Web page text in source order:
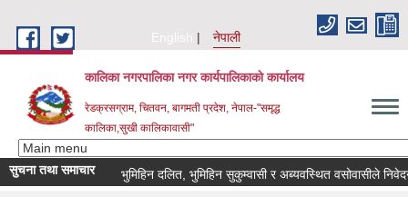
English
नेपाली
कालिका नगरपालिका नगर कार्यपालिकाकाे कार्यालय
रेडक्रसग्राम, चितवन, बागमती प्रदेश, नेपाल-"समृद्ध
कालिका,सुखी कालिकावासी"
सुचना तथा समाचारभुमिहिन दलित, भुमिहिन सुकुम्वासी र अब्यवस्थित वसोवासीले निवेदन दिने